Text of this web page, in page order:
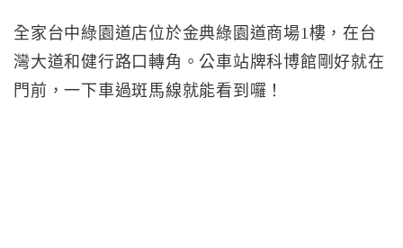
全家台中綠園道店位於金典綠園道商場1樓，在台
灣大道和健行路口轉角。公車站牌科博館剛好就在
門前，一下車過斑馬線就能看到囉！